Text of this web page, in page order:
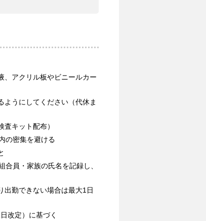
アクリル板やビニールカー
うにしてください（代休ま
キット配布）
の密集を避ける
員・家族の氏名を記録し、
勤できない場合は最大1日
改定）に基づく